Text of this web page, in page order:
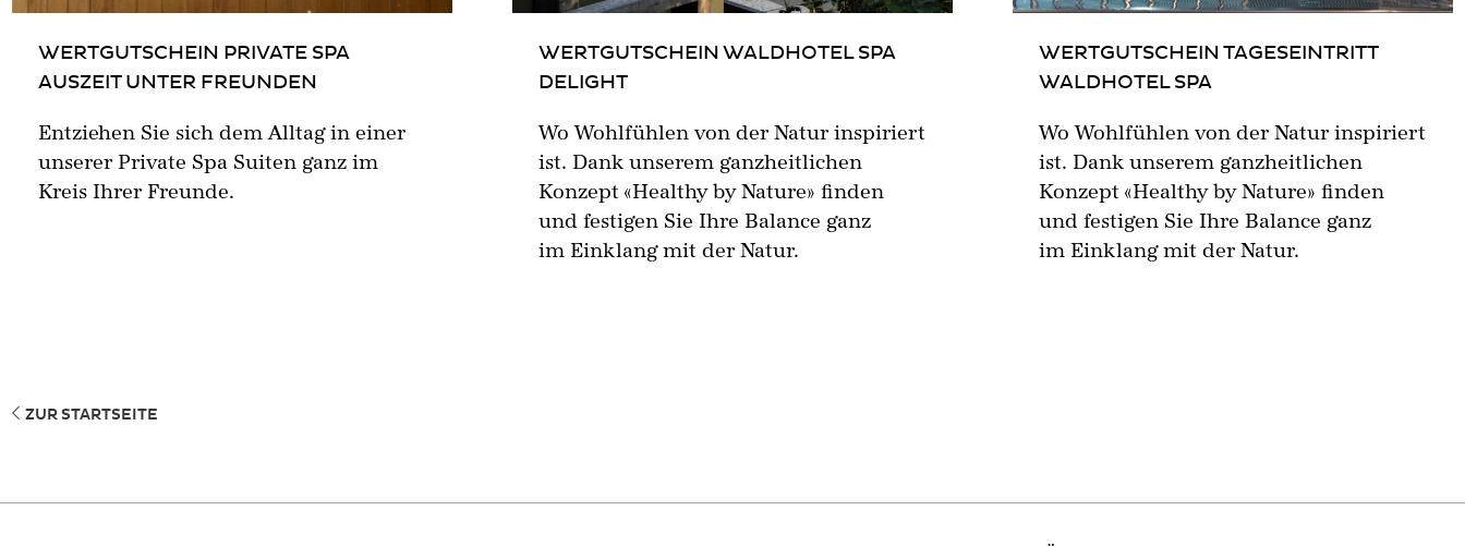
WERTGUTSCHEIN PRIVATE SPA
AUSZEIT UNTER FREUNDEN
Entziehen Sie sich dem Alltag in einer
unserer Private Spa Suiten ganz im
Kreis Ihrer Freunde.
WERTGUTSCHEIN WALDHOTEL SPA
DELIGHT
Wo Wohlfühlen von der Natur inspiriert
ist. Dank unserem ganzheitlichen
Konzept «Healthy by Nature» finden
und festigen Sie Ihre Balance ganz
im Einklang mit der Natur.
WERTGUTSCHEIN TAGESEINTRITT
WALDHOTEL SPA
Wo Wohlfühlen von der Natur inspiriert
ist. Dank unserem ganzheitlichen
Konzept «Healthy by Nature» finden
und festigen Sie Ihre Balance ganz
im Einklang mit der Natur.
ZUR STARTSEITE